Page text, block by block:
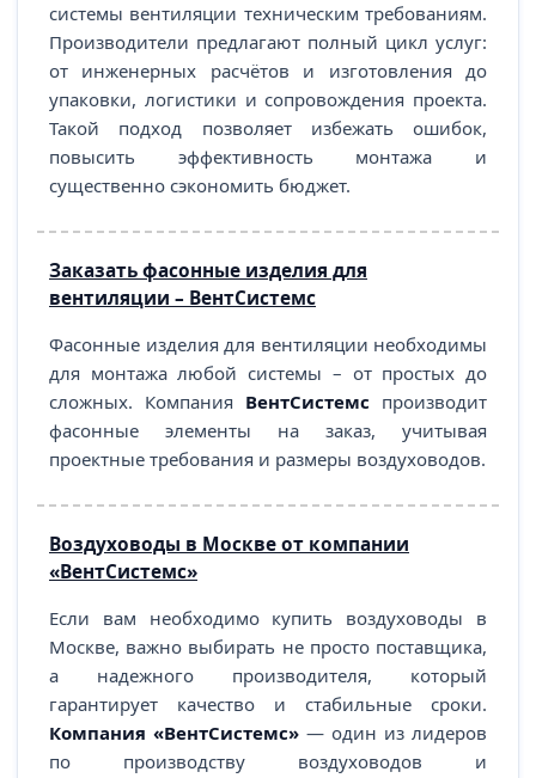
системы вентиляции техническим требованиям.
Производители предлагают полный цикл услуг:
от инженерных расчётов и изготовления до
упаковки, логистики и сопровождения проекта.
Такой подход позволяет избежать ошибок,
повысить эффективность монтажа и
существенно сэкономить бюджет.
Заказать фасонные изделия для
вентиляции – ВентСистемс
Фасонные изделия для вентиляции необходимы
для монтажа любой системы – от простых до
сложных. Компания ВентСистемс производит
фасонные элементы на заказ, учитывая
проектные требования и размеры воздуховодов.
Воздуховоды в Москве от компании
«ВентСистемс»
Если вам необходимо купить воздуховоды в
Москве, важно выбирать не просто поставщика,
а надежного производителя, который
гарантирует качество и стабильные сроки.
Компания «ВентСистемс» — один из лидеров
по производству воздуховодов и